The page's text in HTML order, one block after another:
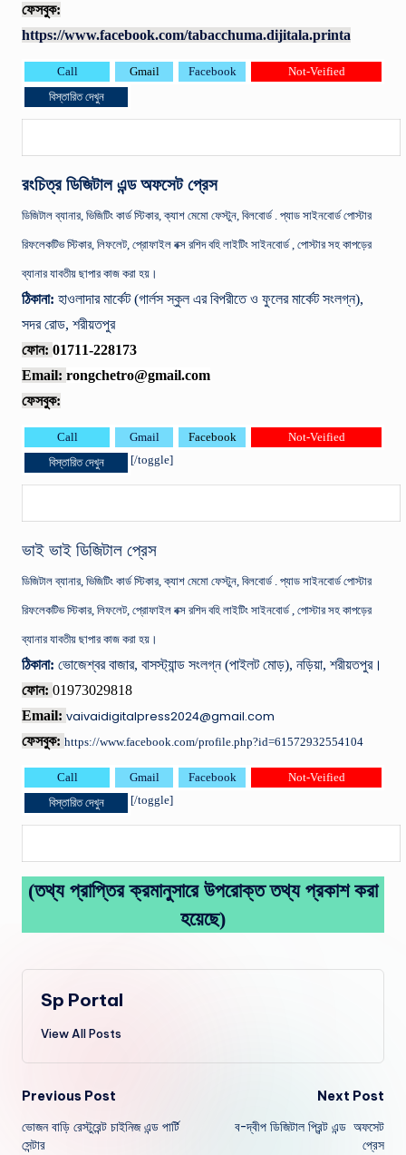
ফেসবুক:
https://www.facebook.com/tabacchuma.dijitala.printa
Call Gmail Facebook
Not-Veified
বিস্তারিত দেখুন
রংচিত্র ডিজিটাল এন্ড অফসেট প্রেস
ডিজিটাল ব্যানার, ভিজিটিং কার্ড স্টিকার, ক্যাশ মেমো ফেস্টুন, বিলবোর্ড . প্যাড সাইনবোর্ড পোস্টার
রিফলেকটিভ স্টিকার, লিফলেট, প্রোফাইল বক্স রশিদ বহি লাইটিং সাইনবোর্ড , পোস্টার সহ কাপড়ের
ব্যানার যাবতীয় ছাপার কাজ করা হয়।
ঠিকানা: হাওলাদার মার্কেট (গার্লস স্কুল এর বিপরীতে ও ফুলের মার্কেট সংলগ্ন),
সদর রোড, শরীয়তপুর
ফোন: 01711-228173
Email: rongchetro@gmail.com
ফেসবুক:
Call Gmail Facebook
Not-Veified
বিস্তারিত দেখুন
[/toggle]
ভাই ভাই ডিজিটাল প্রেস
ডিজিটাল ব্যানার, ভিজিটিং কার্ড স্টিকার, ক্যাশ মেমো ফেস্টুন, বিলবোর্ড . প্যাড সাইনবোর্ড পোস্টার
রিফলেকটিভ স্টিকার, লিফলেট, প্রোফাইল বক্স রশিদ বহি লাইটিং সাইনবোর্ড , পোস্টার সহ কাপড়ের
ব্যানার যাবতীয় ছাপার কাজ করা হয়।
ঠিকানা: ভোজেশ্বর বাজার, বাসস্ট্যান্ড সংলগ্ন (পাইলট মোড়), নড়িয়া, শরীয়তপুর।
ফোন: 01973029818
Email: vaivaidigitalpress2024@gmail.com
ফেসবুক: https://www.facebook.com/profile.php?id=61572932554104
Call Gmail Facebook
Not-Veified
বিস্তারিত দেখুন
[/toggle]
(তথ্য প্রাপ্তির ক্রমানুসারে উপরোক্ত তথ্য প্রকাশ করা
হয়েছে)
Sp Portal
View All Posts
Post
navigation
Previous Post
ভোজন বাড়ি রেস্টুরেন্ট চাইনিজ এন্ড পার্টি
সেন্টার
Next Post
ব-দ্বীপ ডিজিটাল প্রিন্ট এন্ড অফসেট
প্রেস